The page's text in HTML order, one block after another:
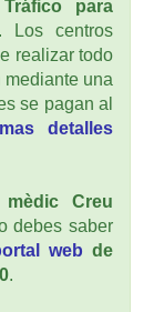
para
Los centros
realizar todo
mediante una
se pagan al
detalles
mèdic Creu
debes saber
web de
.